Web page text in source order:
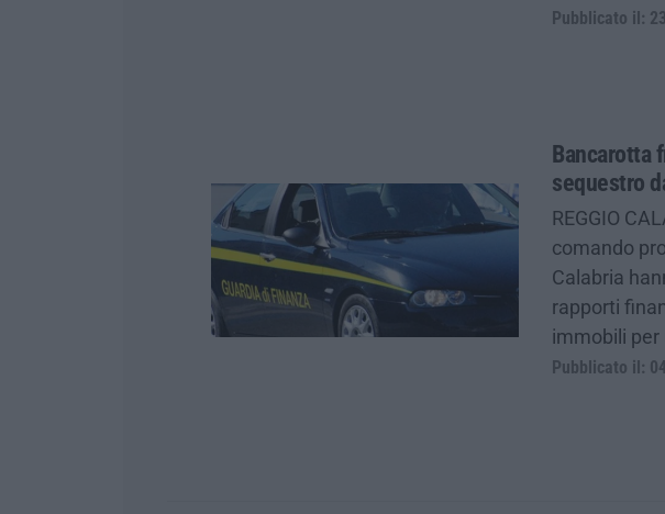
Pubblicato il:
Bancarotta
sequestro
REGGIO
comando
Calabria
rapporti
immobili per
Pubblicato il: